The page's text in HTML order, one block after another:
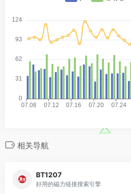
相关导航
BT1207
好用的磁力链接搜索引擎